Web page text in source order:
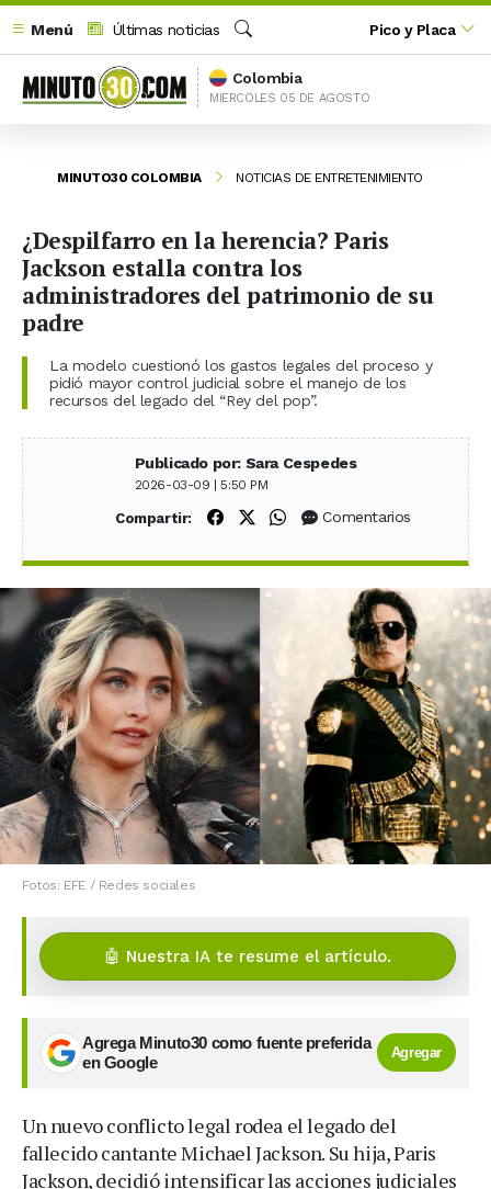
Menú
Últimas noticias
Buscar
Pico y Placa
Colombia
MIERCOLES 05 DE AGOSTO
MINUTO30 COLOMBIA NOTICIAS DE ENTRETENIMIENTO
¿Despilfarro en la herencia? Paris
Jackson estalla contra los
administradores del patrimonio de su
padre
La modelo cuestionó los gastos legales del proceso y
pidió mayor control judicial sobre el manejo de los
recursos del legado del “Rey del pop”.
Publicado por: Sara Cespedes
2026-03-09 | 5:50 PM
Compartir: Compartir en Facebook
Compartir en X (Twitter)
Compartir en WhatsApp
Comentarios
Fotos: EFE / Redes sociales
🤖 Nuestra IA te resume el artículo.
Agrega Minuto30 como fuente preferida
en Google
Agregar
Un nuevo conflicto legal rodea el legado del
fallecido cantante Michael Jackson. Su hija, Paris
Jackson, decidió intensificar las acciones judiciales